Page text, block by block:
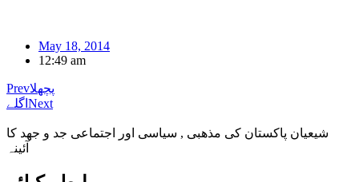
May 18, 2014
12:49 am
Prevپچھلا
اگلے Next
شیعیان پاکستان کی مذهبی , سیاسی اور اجتماعی جد و جهد کا
آئینہ